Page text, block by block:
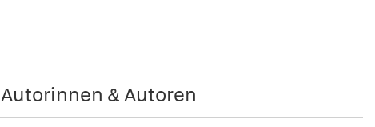
Autorinnen & Autoren